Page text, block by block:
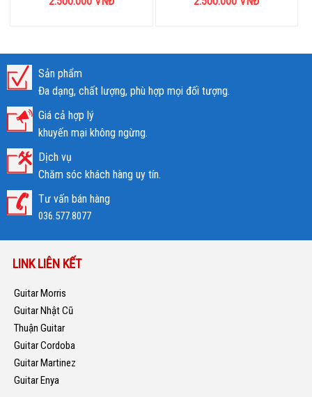
Sản phẩm
Đa dạng, chất lượng, phù hợp mọi đối tượng.
Giá cả hợp lý
khuyến mại không ngừng.
Dịch vụ
Chăm sóc khách hàng uy tín.
Tư vấn bán hàng
036.577.8077
LINK LIÊN KẾT
Guitar Morris
Guitar Nhật Cũ
Thuận Guitar
Guitar Cordoba
Guitar Martinez
Guitar Enya